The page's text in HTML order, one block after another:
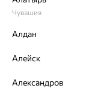
от 10 911
Чувашия
Алдан
Алейск
Александров